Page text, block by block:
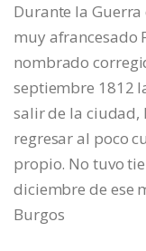
Durante la
muy afrancesado
nombrado
septiembre 1812
salir de la ciudad,
regresar al poco
propio. No tuvo
diciembre de ese
Burgos